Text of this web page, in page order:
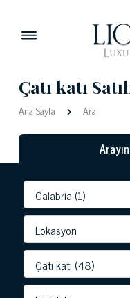
Çatı katı
Ana Sayfa Ara